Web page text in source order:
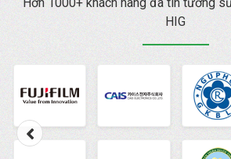
HIG